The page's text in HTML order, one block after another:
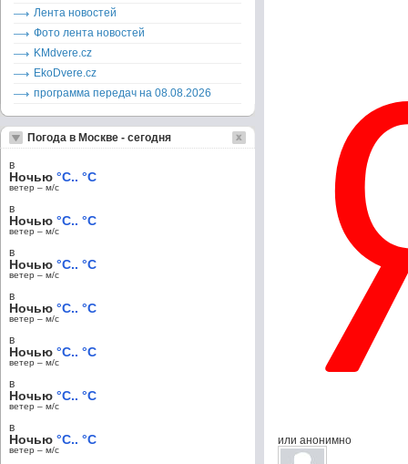
или анонимно
Лента новостей
Фото лента новостей
KMdvere.cz
EkoDvere.cz
программа передач на 08.08.2026
Погода в Москве - сегодня
в
Ночью °C.. °C
ветер – м/c
в
Ночью °C.. °C
ветер – м/c
в
Ночью °C.. °C
ветер – м/c
в
Ночью °C.. °C
ветер – м/c
в
Ночью °C.. °C
ветер – м/c
в
Ночью °C.. °C
ветер – м/c
в
Ночью °C.. °C
ветер – м/c